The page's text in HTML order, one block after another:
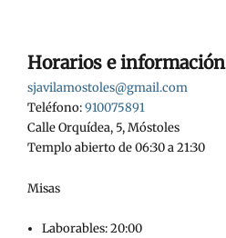
Horarios e información
sjavilamostoles@gmail.com
Teléfono:910075891
Calle Orquídea, 5, Móstoles
Templo abierto de 06:30 a 21:30
Misas
Laborables: 20:00